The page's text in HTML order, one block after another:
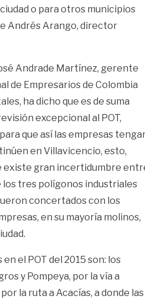
o para otros municipios
Andrés Arango, director
Andrade Martínez, gerente
de Empresarios de Colombia
ha dicho que es de suma
excepcional al POT,
que así las empresas
en Villavicencio, esto,
existe gran incertidumbre
los tres polígonos industriales
concertados con los
en su mayoría molinos,
el POT del 2015 son: los
y Pompeya, por la vía a
la ruta a Acacías, a donde las